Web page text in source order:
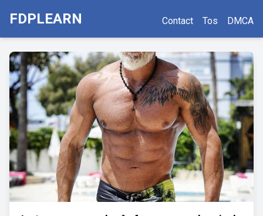
FDPLEARN Contact Tos DMCA